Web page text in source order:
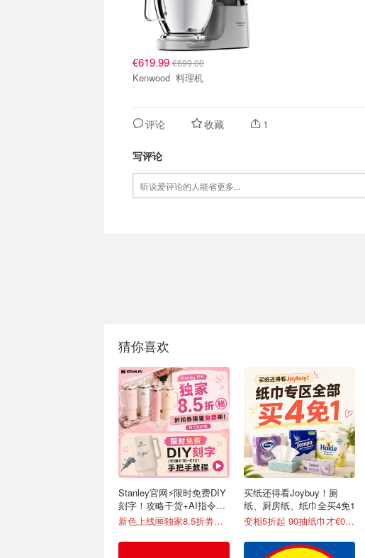
€619.99 €699.00
Kenwood 料理机
评论 收藏 1
写评论
猜你喜欢
Stanley官网⚡️限时免费DIY
刻字！攻略干货+AI指令直
接戳
新色上线🆓独家8.5折劵速领
买纸还得看Joybuy！厕
纸、厨房纸、纸巾全买4免1
变相5折起 90抽纸巾才€0.22/包